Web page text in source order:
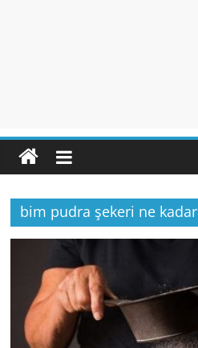
bim pudra şekeri ne kadar